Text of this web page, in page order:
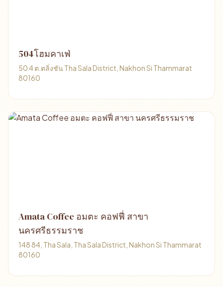
504โฮมคาเฟ่
50 4 ต.ตลิ่งชัน Tha Sala District, Nakhon Si Thammarat
80160
Amata Coffee อมตะ คอฟฟี่ สาขา
นครศรีธรรมราช
148 84, Tha Sala, Tha Sala District, Nakhon Si Thammarat
80160